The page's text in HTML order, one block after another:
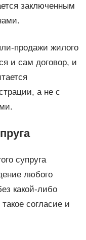
заключенным
продажи жилого
и сам договор, и
а не с
супруга
любого
какой-либо
согласие и